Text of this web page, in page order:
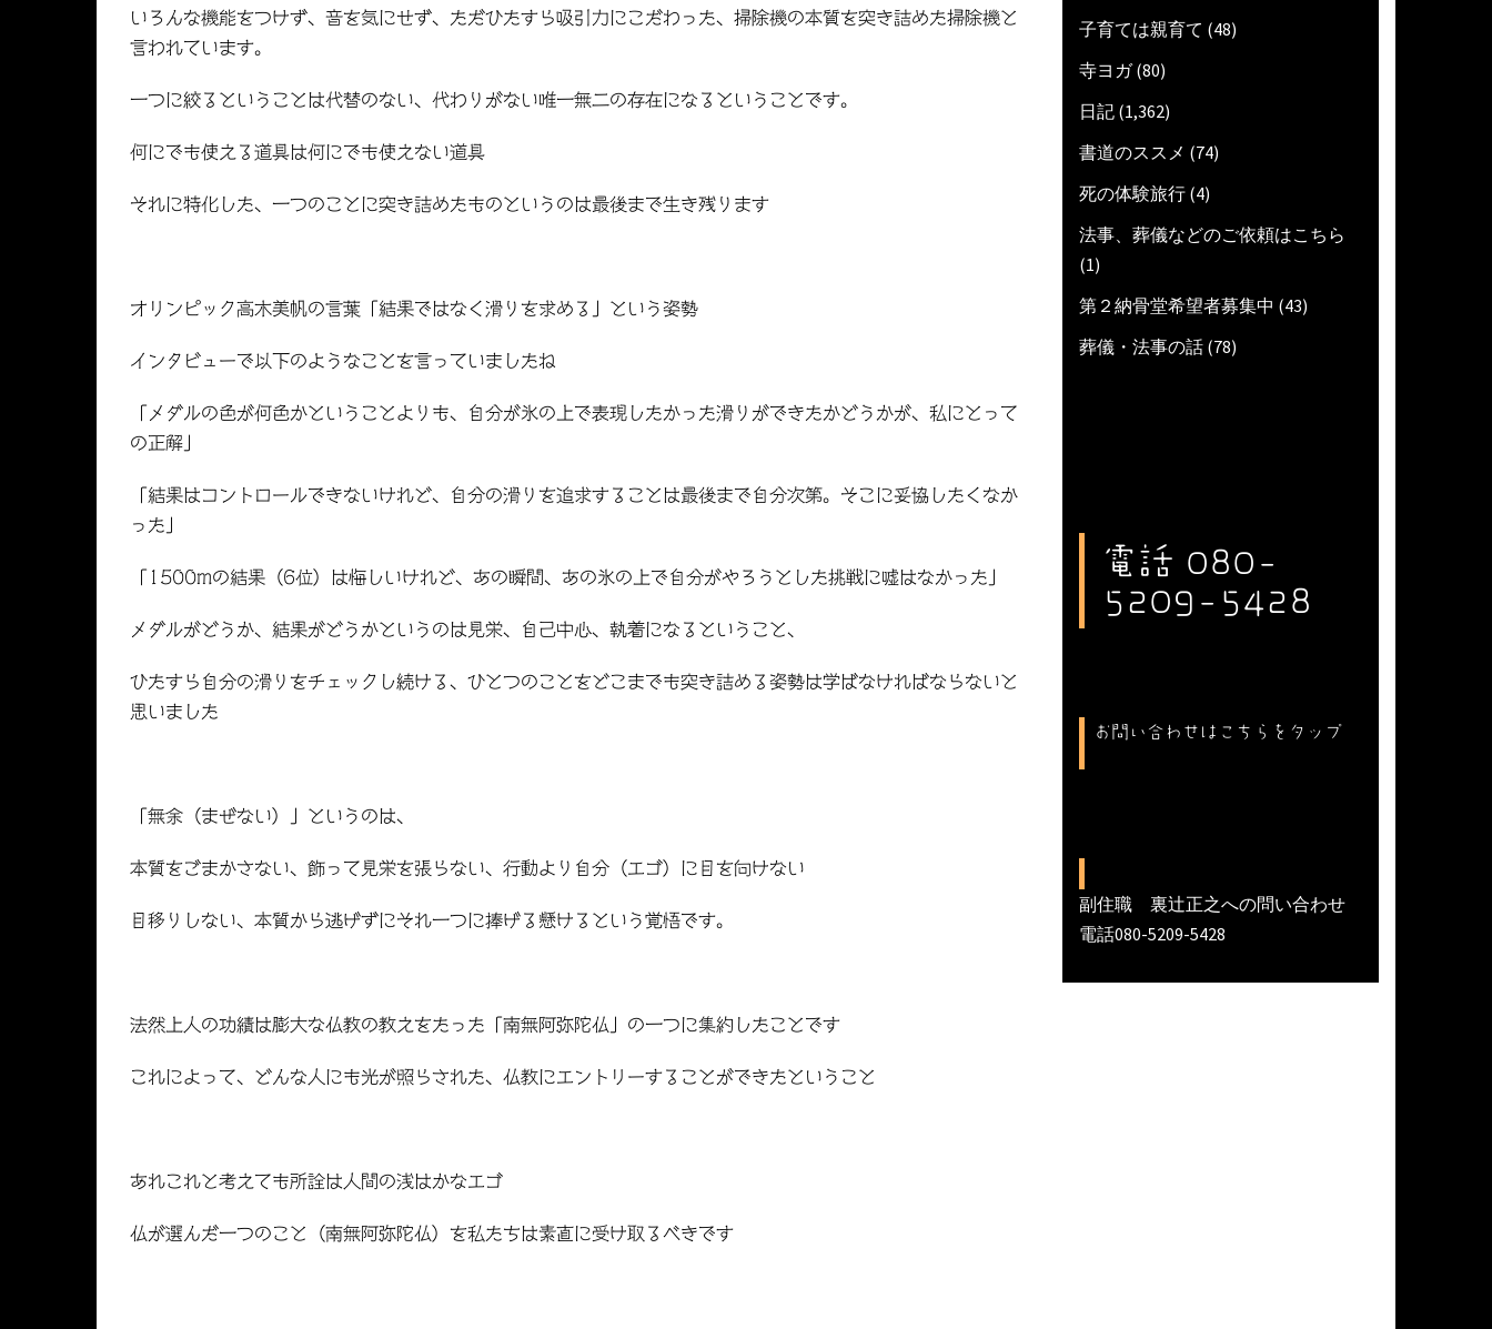
いろんな機能をつけず、音を気にせず、ただひたすら吸引力にこだわった、掃除機の本質を突き詰めた掃除機と
言われています。
一つに絞るということは代替のない、代わりがない唯一無二の存在になるということです。
何にでも使える道具は何にでも使えない道具
それに特化した、一つのことに突き詰めたものというのは最後まで生き残ります
オリンピック高木美帆の言葉「結果ではなく滑りを求める」という姿勢
インタビューで以下のようなことを言っていましたね
「メダルの色が何色かということよりも、自分が氷の上で表現したかった滑りができたかどうかが、私にとって
の正解」
「結果はコントロールできないけれど、自分の滑りを追求することは最後まで自分次第。そこに妥協したくなか
った」
「1500mの結果（6位）は悔しいけれど、あの瞬間、あの氷の上で自分がやろうとした挑戦に嘘はなかった」
メダルがどうか、結果がどうかというのは見栄、自己中心、執着になるということ、
ひたすら自分の滑りをチェックし続ける、ひとつのことをどこまでも突き詰める姿勢は学ばなければならないと
思いました
「無余（まぜない）」というのは、
本質をごまかさない、飾って見栄を張らない、行動より自分（エゴ）に目を向けない
目移りしない、本質から逃げずにそれ一つに捧げる懸けるという覚悟です。
法然上人の功績は膨大な仏教の教えをたった「南無阿弥陀仏」の一つに集約したことです
これによって、どんな人にも光が照らされた、仏教にエントリーすることができたということ
あれこれと考えても所詮は人間の浅はかなエゴ
仏が選んだ一つのこと（南無阿弥陀仏）を私たちは素直に受け取るべきです
子育ては親育て (48)
寺ヨガ(80)
日記 (1,362)
書道のススメ (74)
死の体験旅行 (4)
法事、葬儀などのご依頼はこちら
(1)
第２納骨堂希望者募集中 (43)
葬儀・法事の話 (78)
電話 080-
5209-5428
お問い合わせはこちらをタップ
副住職 裏辻正之への問い合わせ
電話080-5209-5428